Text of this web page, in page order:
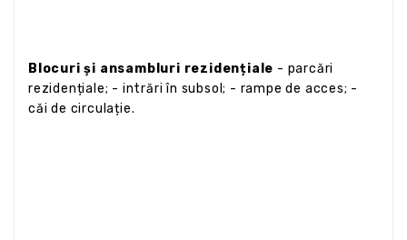
Blocuri și ansambluri rezidențiale - parcări
rezidențiale; - intrări în subsol; - rampe de acces; -
căi de circulație.